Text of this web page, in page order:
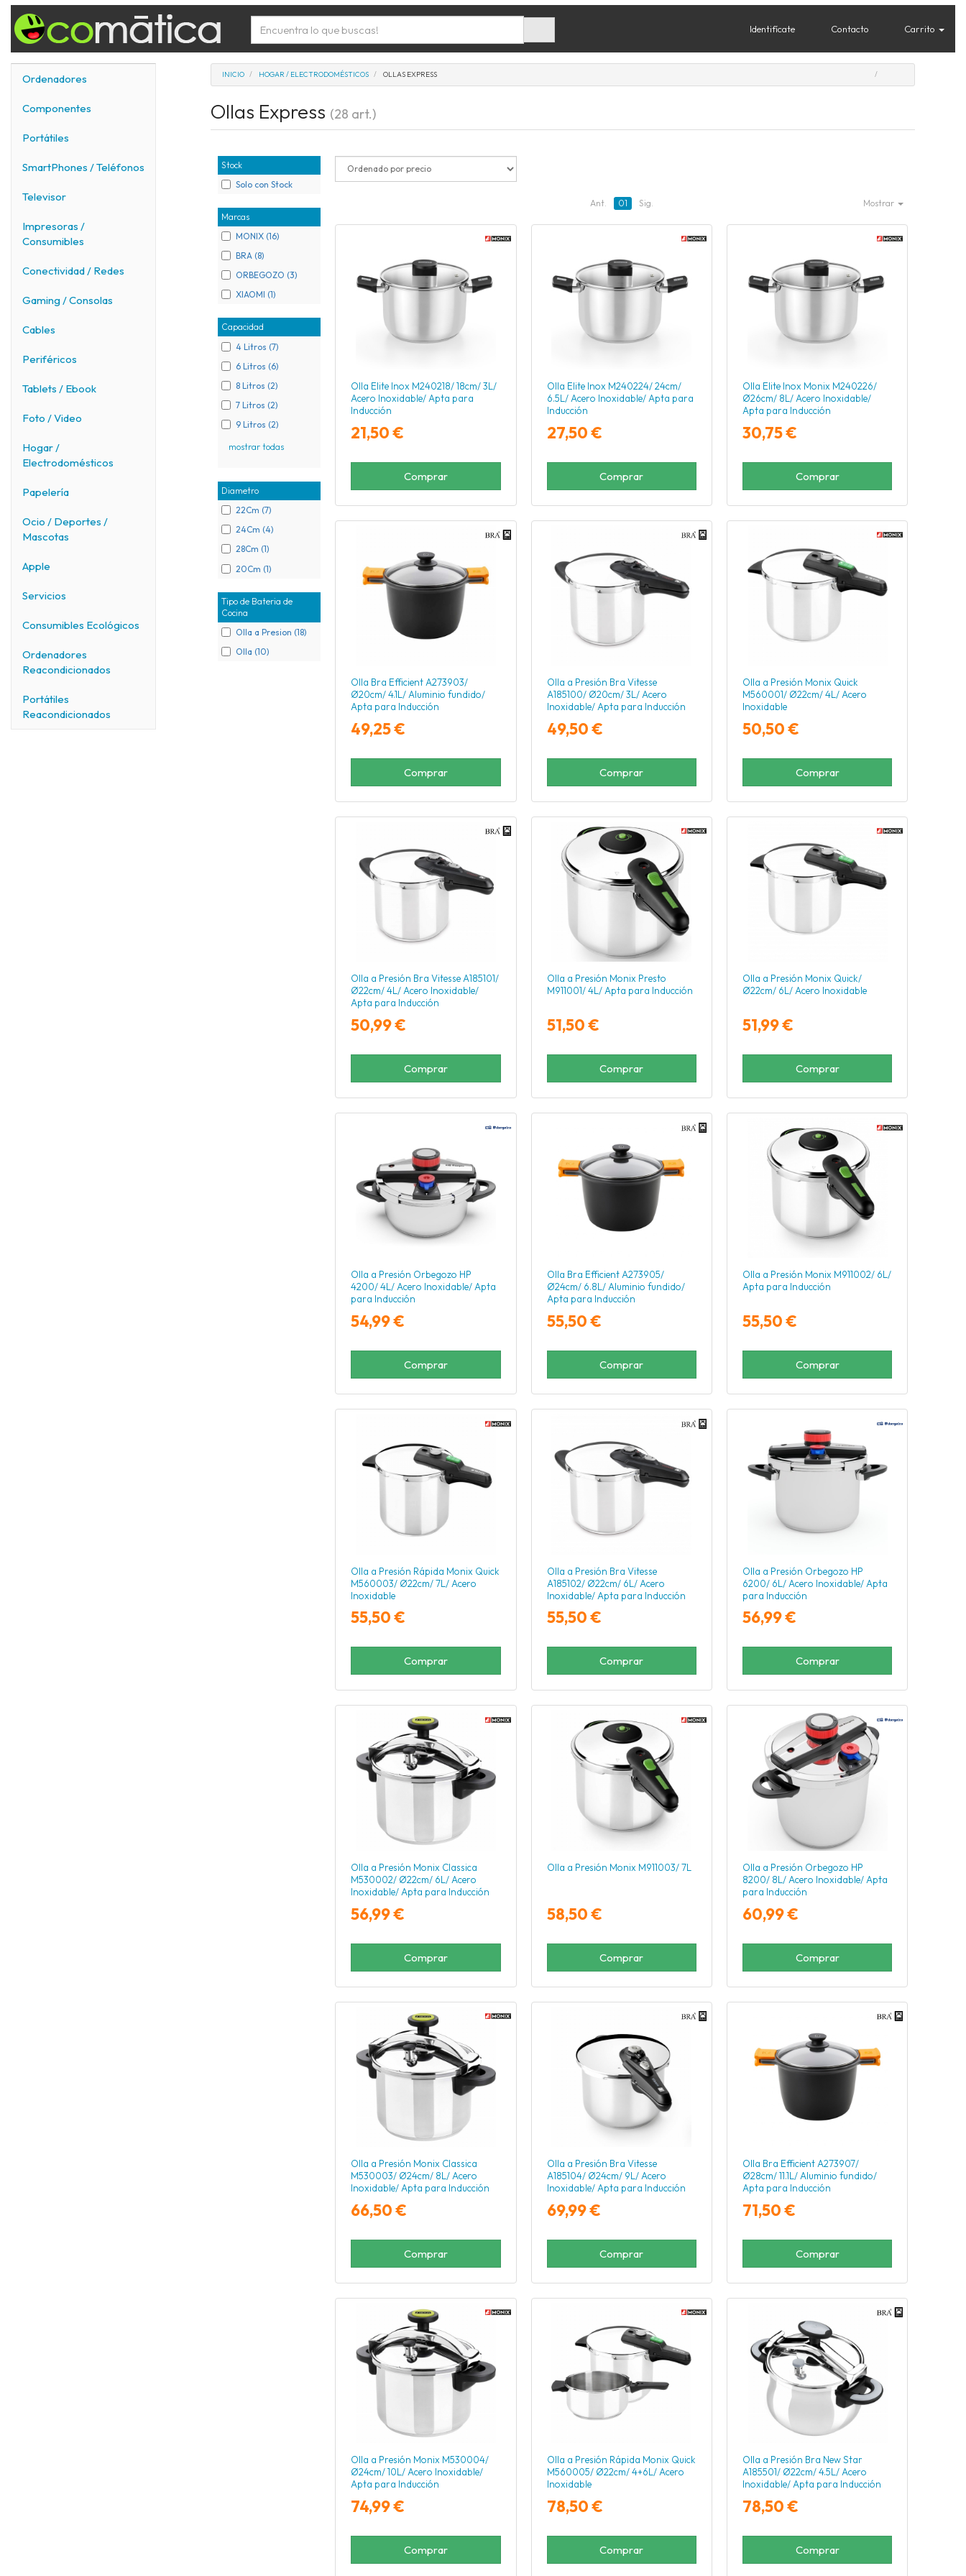
Identifícate Contacto Carrito
Ordenadores
Componentes
Portátiles
SmartPhones / Teléfonos
Televisor
Impresoras /
Consumibles
Conectividad / Redes
Gaming / Consolas
Cables
Periféricos
Tablets / Ebook
Foto / Video
Hogar /
Electrodomésticos
Papelería
Ocio / Deportes /
Mascotas
Apple
Servicios
Consumibles Ecológicos
Ordenadores
Reacondicionados
Portátiles
Reacondicionados
INICIO HOGAR / ELECTRODOMÉSTICOS OLLAS EXPRESS
Ollas Express (28 art.)
Stock
Solo con Stock
Marcas
MONIX (16)
BRA (8)
ORBEGOZO (3)
XIAOMI (1)
Capacidad
4 Litros (7)
6 Litros (6)
8 Litros (2)
7 Litros (2)
9 Litros (2)
mostrar todas
Diametro
22Cm (7)
24Cm (4)
28Cm (1)
20Cm (1)
Tipo de Bateria de
Cocina
Olla a Presion (18)
Olla (10)
Ant. 01 Sig. Mostrar
Olla Elite Inox M240218/ 18cm/ 3L/
Acero Inoxidable/ Apta para
Inducción
21,50 €
Comprar
Olla Elite Inox M240224/ 24cm/
6.5L/ Acero Inoxidable/ Apta para
Inducción
27,50 €
Comprar
Olla Elite Inox Monix M240226/
Ø26cm/ 8L/ Acero Inoxidable/
Apta para Inducción
30,75 €
Comprar
Olla Bra Efficient A273903/
Ø20cm/ 4.1L/ Aluminio fundido/
Apta para Inducción
49,25 €
Comprar
Olla a Presión Bra Vitesse
A185100/ Ø20cm/ 3L/ Acero
Inoxidable/ Apta para Inducción
49,50 €
Comprar
Olla a Presión Monix Quick
M560001/ Ø22cm/ 4L/ Acero
Inoxidable
50,50 €
Comprar
Olla a Presión Bra Vitesse A185101/
Ø22cm/ 4L/ Acero Inoxidable/
Apta para Inducción
50,99 €
Comprar
Olla a Presión Monix Presto
M911001/ 4L/ Apta para Inducción
51,50 €
Comprar
Olla a Presión Monix Quick/
Ø22cm/ 6L/ Acero Inoxidable
51,99 €
Comprar
Olla a Presión Orbegozo HP
4200/ 4L/ Acero Inoxidable/ Apta
para Inducción
54,99 €
Comprar
Olla Bra Efficient A273905/
Ø24cm/ 6.8L/ Aluminio fundido/
Apta para Inducción
55,50 €
Comprar
Olla a Presión Monix M911002/ 6L/
Apta para Inducción
55,50 €
Comprar
Olla a Presión Rápida Monix Quick
M560003/ Ø22cm/ 7L/ Acero
Inoxidable
55,50 €
Comprar
Olla a Presión Bra Vitesse
A185102/ Ø22cm/ 6L/ Acero
Inoxidable/ Apta para Inducción
55,50 €
Comprar
Olla a Presión Orbegozo HP
6200/ 6L/ Acero Inoxidable/ Apta
para Inducción
56,99 €
Comprar
Olla a Presión Monix Classica
M530002/ Ø22cm/ 6L/ Acero
Inoxidable/ Apta para Inducción
56,99 €
Comprar
Olla a Presión Monix M911003/ 7L
58,50 €
Comprar
Olla a Presión Orbegozo HP
8200/ 8L/ Acero Inoxidable/ Apta
para Inducción
60,99 €
Comprar
Olla a Presión Monix Classica
M530003/ Ø24cm/ 8L/ Acero
Inoxidable/ Apta para Inducción
66,50 €
Comprar
Olla a Presión Bra Vitesse
A185104/ Ø24cm/ 9L/ Acero
Inoxidable/ Apta para Inducción
69,99 €
Comprar
Olla Bra Efficient A273907/
Ø28cm/ 11.1L/ Aluminio fundido/
Apta para Inducción
71,50 €
Comprar
Olla a Presión Monix M530004/
Ø24cm/ 10L/ Acero Inoxidable/
Apta para Inducción
74,99 €
Comprar
Olla a Presión Rápida Monix Quick
M560005/ Ø22cm/ 4+6L/ Acero
Inoxidable
78,50 €
Comprar
Olla a Presión Bra New Star
A185501/ Ø22cm/ 4.5L/ Acero
Inoxidable/ Apta para Inducción
78,50 €
Comprar